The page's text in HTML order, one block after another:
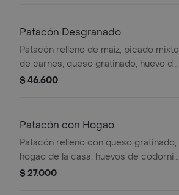
Patacón Desgranado
Patacón relleno de maíz, picado mixto
de carnes, queso gratinado, huevo de
codorniz, papa chip, salsa de la casa.
$ 46.600
Patacón con Hogao
Patacón relleno con queso gratinado,
hogao de la casa, huevos de codorniz,
salsa de la casa.
$ 27.000